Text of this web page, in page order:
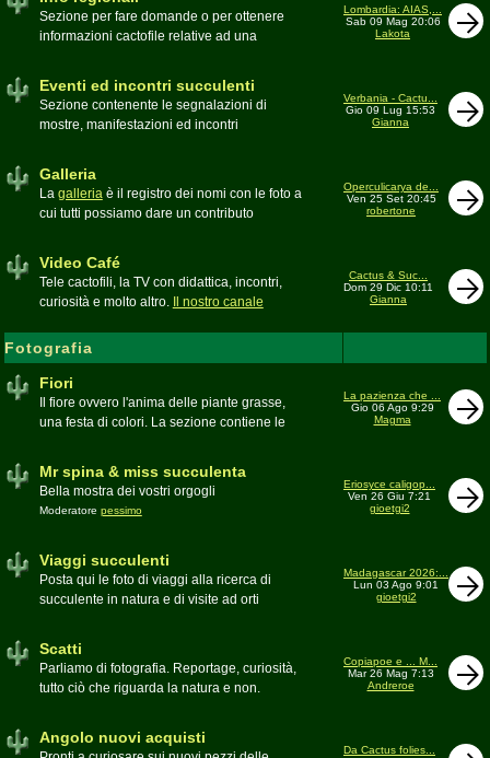
Sezione per fare domande o per ottenere
informazioni cactofile relative ad una
Lombardia: AIAS,...
Sab 09 Mag 20:06
Lakota
Eventi ed incontri succulenti
Sezione contenente le segnalazioni di
mostre, manifestazioni ed incontri
Verbania - Cactu...
Gio 09 Lug 15:53
Gianna
Galleria
La galleriaè il registro dei nomi con le foto a
cui tutti possiamo dare un contributo
spazio discutiamo SOLO di errori,
inesattezze, idee e altro inerenti l'argomento
Operculicarya de...
Ven 25 Set 20:45
robertone
Video Café
Tele cactofili, la TV con didattica, incontri,
curiosità e molto altro.
Il nostro canale
Cactus & Suc...
Dom 29 Dic 10:11
Gianna
Fotografia
Fiori
Il fiore ovvero l'anima delle piante grasse,
una festa di colori. La sezione contiene le
La pazienza che ...
Gio 06 Ago 9:29
Magma
Mr spina & miss succulenta
Bella mostra dei vostri orgogli
Moderatore pessimo
Eriosyce caligop...
Ven 26 Giu 7:21
gioetgi2
Viaggi succulenti
Posta qui le foto di viaggi alla ricerca di
succulente in natura e di visite ad orti
Madagascar 2026:...
Lun 03 Ago 9:01
gioetgi2
Scatti
Parliamo di fotografia. Reportage, curiosità,
tutto ciò che riguarda la natura e non.
Copiapoe e ... M...
Mar 26 Mag 7:13
Andreroe
Angolo nuovi acquisti
Da Cactus folies...